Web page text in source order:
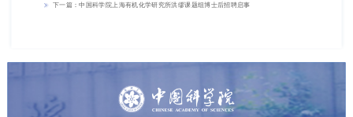
下一篇：中国科学院上海有机化学研究所洪缪课题组博士后招聘启事